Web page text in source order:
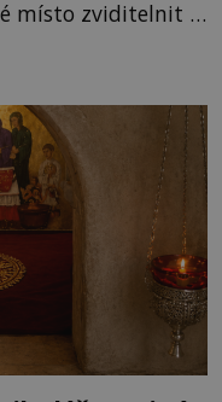
místo zviditelnit a
pravdivý základ?